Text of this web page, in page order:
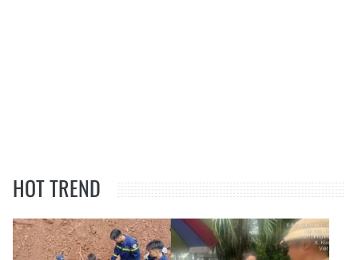
HOT TREND